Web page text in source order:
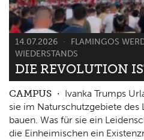
14.07.2026
FLAMINGOS
WIEDERSTANDS
DIE REVOLUTION
CAMPUS
Ivanka Trumps
sie im Naturschutzgebiete des
bauen. Was für sie ein
die Einheimischen ein